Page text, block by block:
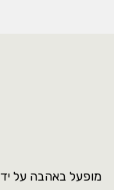
מופעל באהבה על